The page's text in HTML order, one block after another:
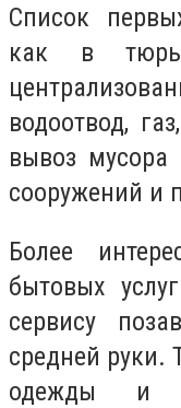
Список
как в
водоотвод,
вывоз мусора
сооружений и
Более
бытовых
сервису
средней руки.
одежды и